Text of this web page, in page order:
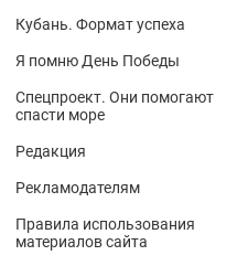
Кубань. Формат успеха
Я помню День Победы
Спецпроект. Они помогают
спасти море
Редакция
Рекламодателям
Правила использования
материалов сайта